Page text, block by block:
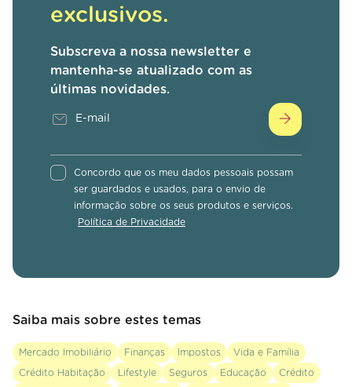
exclusivos.
Subscreva a nossa newsletter e
mantenha-se atualizado com as
últimas novidades.
Concordo que os meu dados pessoais possam
ser guardados e usados, para o envio de
informação sobre os seus produtos e serviços.
Política de Privacidade
Saiba mais sobre estes temas
Mercado Imobiliário Finanças Impostos Vida e Família
Crédito Habitação Lifestyle Seguros Educação Crédito